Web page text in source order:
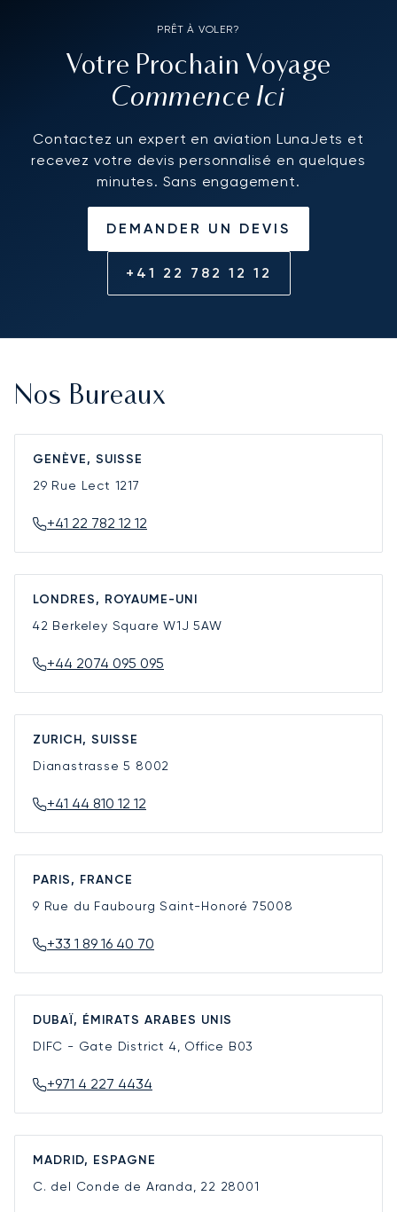
PRÊT À VOLER?
Votre Prochain Voyage
Commence Ici
Contactez un expert en aviation LunaJets et
recevez votre devis personnalisé en quelques
minutes. Sans engagement.
DEMANDER UN DEVIS
+41 22 782 12 12
Nos Bureaux
GENÈVE, SUISSE
29 Rue Lect 1217
+41 22 782 12 12
LONDRES, ROYAUME-UNI
42 Berkeley SquareW1J 5AW
+44 2074 095 095
ZURICH, SUISSE
Dianastrasse 5 8002
+41 44 810 12 12
PARIS, FRANCE
9 Rue du Faubourg Saint-Honoré 75008
+33 1 89 16 40 70
DUBAÏ, ÉMIRATS ARABES UNIS
DIFC - Gate District 4, Office B03
+971 4 227 4434
MADRID, ESPAGNE
C. del Conde de Aranda, 22 28001